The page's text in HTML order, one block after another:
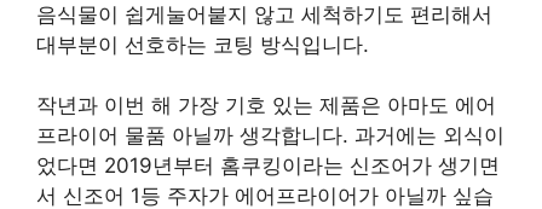
음식물이 쉽게눌어붙지 않고 세척하기도 편리해서
대부분이 선호하는 코팅 방식입니다.
작년과 이번 해 가장 기호 있는 제품은 아마도 에어
프라이어 물품 아닐까 생각합니다. 과거에는 외식이
었다면 2019년부터 홈쿠킹이라는 신조어가 생기면
서 신조어 1등 주자가 에어프라이어가 아닐까 싶습